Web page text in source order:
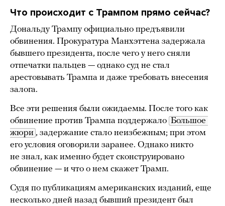
Что происходит с Трампом прямо сейчас?
Дональду Трампу официально предъявили
обвинения. Прокуратура Манхэттена задержала
бывшего президента, после чего у него сняли
отпечатки пальцев — однако суд не стал
арестовывать Трампа и даже требовать внесения
залога.
Все эти решения были ожидаемы. После того как
обвинение против Трампа поддержало Большое
жюри , задержание стало неизбежным; при этом
его условия оговорили заранее. Однако никто
не знал, как именно будет сконструировано
обвинение — и что о нем скажет Трамп.
Судя по публикациям американских изданий, еще
несколько дней назад бывший президент был